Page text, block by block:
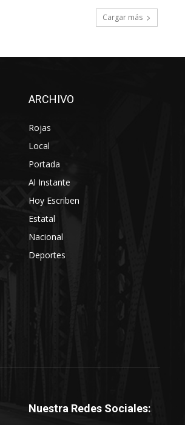
Cargar más
ARCHIVO
Rojas
Local
Portada
Al Instante
Hoy Escriben
Estatal
Nacional
Deportes
Nuestra Redes Sociales: